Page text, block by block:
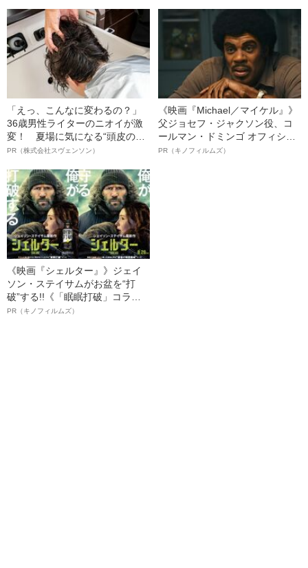
「えっ、こんなに変わるの？」
36歳男性ライターのニオイが激
変！ 夏場に気になる“頭皮のニ
オイ”や“ベタつき”を解消す
ト”が生み出した徹底ケアとは
PR（株式会社スヴェンソン）
《映画『Michael／マイケル』》
父ジョセフ・ジャクソン役、コ
ールマン・ドミンゴ オフィシャ
ルインタビュー“観客を魅了した
PR（キノフィルムズ）
《映画『シェルター』》ジェイ
ソン・ステイサムがお盆を“打
破”する!!《「眠眠打破」コラ
ボ》
PR（キノフィルムズ）